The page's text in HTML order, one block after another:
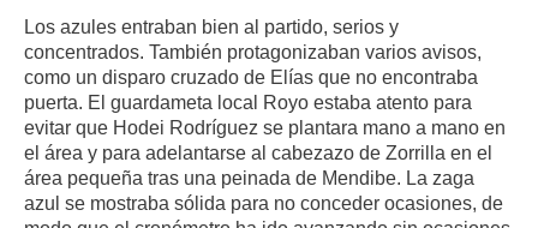
Los azules entraban bien al partido, serios y
concentrados. También protagonizaban varios avisos,
como un disparo cruzado de Elías que no encontraba
puerta. El guardameta local Royo estaba atento para
evitar que Hodei Rodríguez se plantara mano a mano en
el área y para adelantarse al cabezazo de Zorrilla en el
área pequeña tras una peinada de Mendibe. La zaga
azul se mostraba sólida para no conceder ocasiones, de